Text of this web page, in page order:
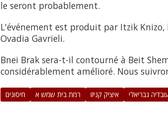
le seront probablement.
L'événement est produit par Itzik Knizo,
Ovadia Gavrieli.
Bnei Brak sera-t-il contourné à Beit
considérablement amélioré. Nous
חיסונים רמת בית שמש א איציק קניזו גבריאלי